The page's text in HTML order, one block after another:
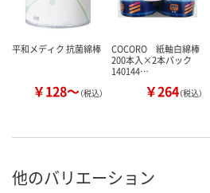
平和メディク 抗菌綿棒
￥128～（税込）
COCORO 紙軸白綿棒
200本入×2本パック
140144…
￥264（税込）
他のバリエーション